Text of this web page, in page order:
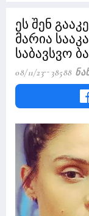
ეს შენ
მარია
საბავსვო
08/11/23 38588